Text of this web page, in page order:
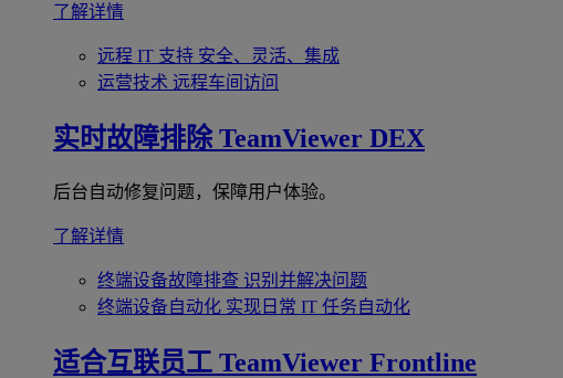
了解详情
远程 IT 支持 安全、灵活、集成
运营技术 远程车间访问
实时故障排除 TeamViewer DEX
后台自动修复问题，保障用户体验。
了解详情
终端设备故障排查 识别并解决问题
终端设备自动化 实现日常 IT 任务自动化
适合互联员工 TeamViewer Frontline